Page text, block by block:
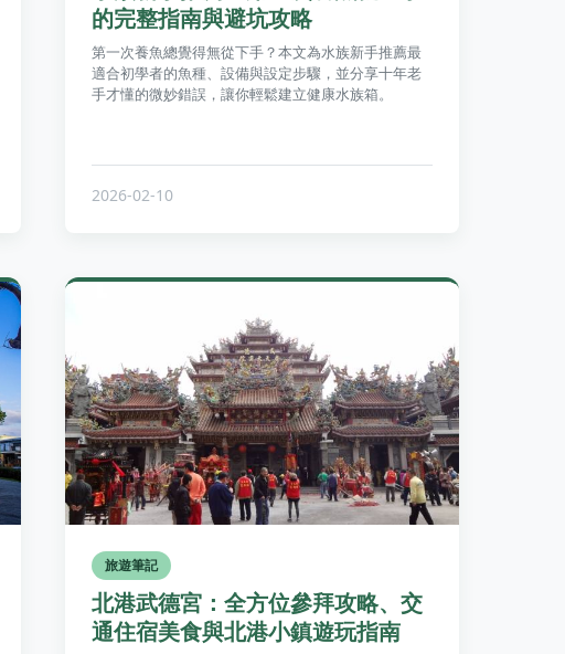
的完整指南與避坑攻略
第一次養魚總覺得無從下手？本文為水族新手推薦最
適合初學者的魚種、設備與設定步驟，並分享十年老
手才懂的微妙錯誤，讓你輕鬆建立健康水族箱。
2026-02-10
旅遊筆記
北港武德宮：全方位參拜攻略、交
通住宿美食與北港小鎮遊玩指南